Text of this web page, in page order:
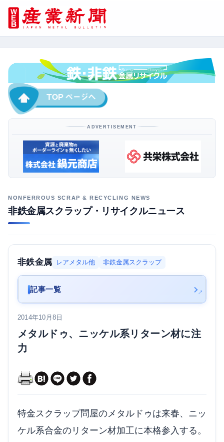
ADVERTISEMENT
非鉄金属スクラップ・リサイクルニュース
非鉄金属 レアメタル他 非鉄金属スクラップ
記事一覧
2014年10月8日
メタルドゥ、ニッケル系リターン材に注
力
特金スクラップ問屋のメタルドゥは来春、ニッ
ケル系合金のリターン材加工に本格参入する。